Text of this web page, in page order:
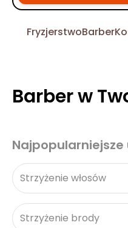
FryzjerstwoBarber
Barber w
Najpopularniejsze
Strzyżenie włosów
Strzyżenie brody